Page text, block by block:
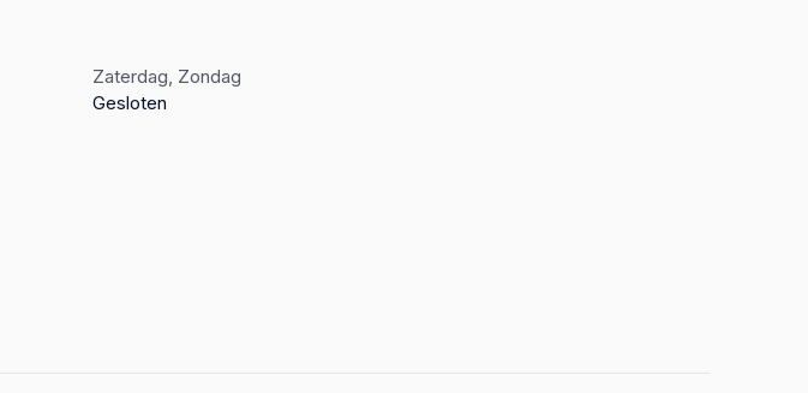
Zaterdag, Zondag
Gesloten